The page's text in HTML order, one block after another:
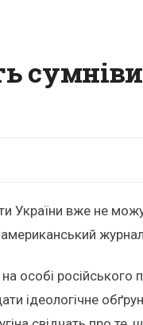
України вже не
особі
ідеологічне